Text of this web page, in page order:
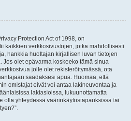
Protection Act of 1998, on
kaikkien verkkosivustojen, jotka mahdollisesti
hankkia huoltajan kirjallisen luvan tietojen
Jos olet epävarma koskeeko tämä sinua
jolle olet rekisteröitymässä, ota
saadaksesi apua. Huomaa, että
omistajat eivät voi antaa lakineuvontaa ja
lakiasioissa, lukuunottamatta
olla yhteydessä väärinkäytöstapauksissa tai